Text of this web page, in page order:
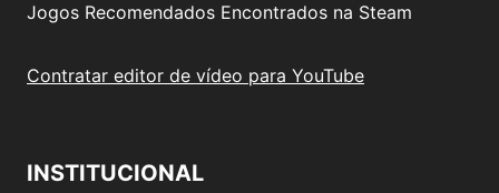
Jogos Recomendados Encontrados na Steam
Contratar editor de vídeo para YouTube
INSTITUCIONAL